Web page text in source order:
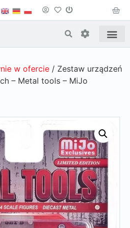
w ofercie / Zestaw urządzeń
– Metal tools – MiJo